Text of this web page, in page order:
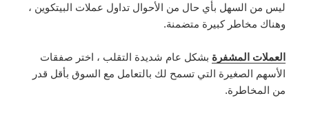
ليس من السهل بأي حال من الأحوال تداول عملات البيتكوين ،
وهناك مخاطر كبيرة متضمنة.
العملات المشفرة بشكل عام شديدة التقلب ، اختر صفقات
الأسهم الصغيرة التي تسمح لك بالتعامل مع السوق بأقل قدر
من المخاطرة.